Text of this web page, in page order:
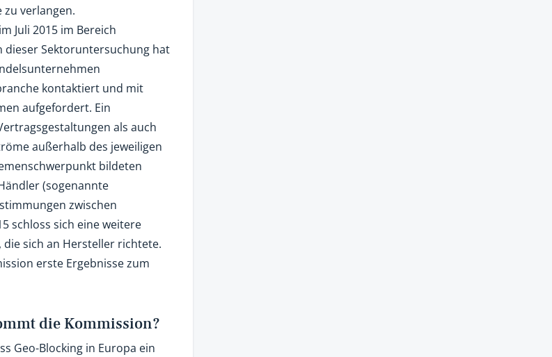
verlangen.
Juli 2015 im Bereich
dieser Sektoruntersuchung hat
kontaktiert und mit
aufgefordert. Ein
als auch
außerhalb des jeweiligen
bildeten
(sogenannte
zwischen
schloss sich eine weitere
sich an Hersteller richtete.
erste Ergebnisse zum
die Kommission?
Geo-Blocking in Europa ein